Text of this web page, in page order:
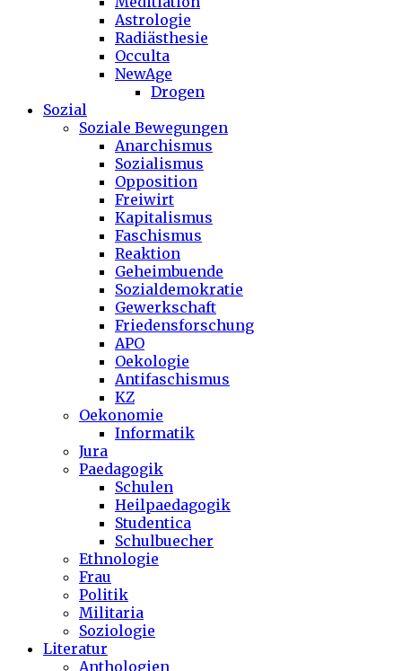
Astrologie
Radiästhesie
Occulta
NewAge
Drogen
Sozial
Soziale Bewegungen
Anarchismus
Sozialismus
Opposition
Freiwirt
Kapitalismus
Faschismus
Reaktion
Geheimbuende
Sozialdemokratie
Gewerkschaft
Friedensforschung
APO
Oekologie
Antifaschismus
KZ
Oekonomie
Informatik
Jura
Paedagogik
Schulen
Heilpaedagogik
Studentica
Schulbuecher
Ethnologie
Frau
Politik
Militaria
Soziologie
Literatur
Anthologien